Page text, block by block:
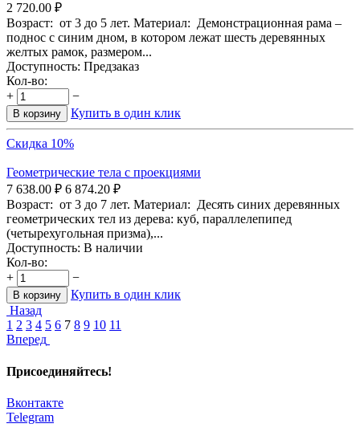
2 720.00 ₽
Возраст: от 3 до 5 лет. Материал: Демонстрационная рама –
поднос с синим дном, в котором лежат шесть деревянных
желтых рамок, размером...
Доступность: Предзаказ
Кол-во:
+
−
В корзину Купить в один клик
Скидка 10%
Геометрические тела с проекциями
7 638.00 ₽ 6 874.20 ₽
Возраст: от 3 до 7 лет. Материал: Десять синих деревянных
геометрических тел из дерева: куб, параллелепипед
(четырехугольная призма),...
Доступность: В наличии
Кол-во:
+
−
В корзину
Купить в один клик
Назад
1 2 3 4 5 6 7 8 9 10 11
Вперед
Присоединяйтесь!
Вконтакте
Telegram